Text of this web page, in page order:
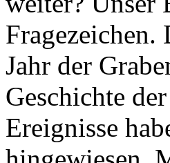
Jahr der
Geschichte
Ereignisse